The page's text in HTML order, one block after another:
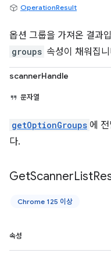
OperationResult
옵션 그룹을 가져온 결과
groups 속성이 채워집
scannerHandle
문자열
getOptionGroups 에
다.
GetScannerList
Chrome 125 이상
속성